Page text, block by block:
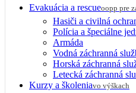
Evakuácia a rescueoopp pre
Hasiči a civilná
Polícia a špeciálne
Armáda
Vodná záchranná
Horská záchranná
Letecká záchranná
Kurzy a školeniavo výškach